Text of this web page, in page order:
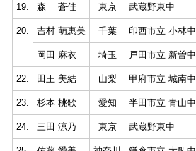
19. 森 蒼佳 東京 武蔵野東中
20. 吉村 萌惠美 千葉 印西市立 小林中
岡田 麻衣 埼玉 戸田市立 新曽中
22. 田王 美結 山梨 甲府市立 城南中
23. 杉本 桃歌 愛知 半田市立 青山中
24. 三田 涼乃 東京 武蔵野東中